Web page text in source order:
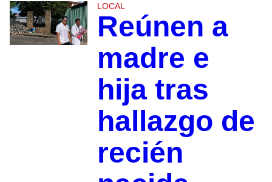
LOCAL
Reúnen a
madre e
hija tras
hallazgo de
recién